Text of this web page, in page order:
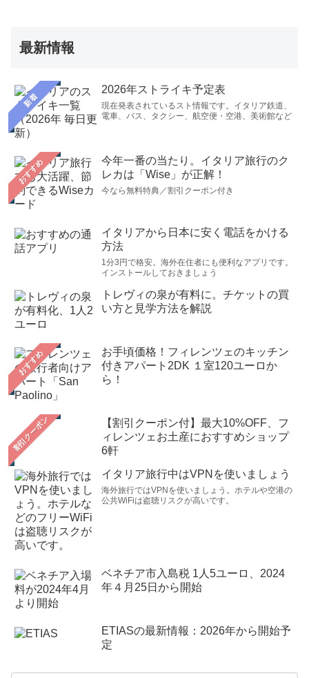
最新情報
新着
2026年ストライキ予定表
現在発表されているスト情報です。イタリア鉄道、
電車、バス、タクシー、航空便・空港、美術館など
おすすめ
今年一番の当たり。イタリア旅行のク
レカは「Wise」が正解！
今なら無料特典／割引クーポン付き
イタリアから日本に安く電話をかける
方法
1分3円で格安。海外在住者にも便利なアプリです。
インストールしておきましょう
トレヴィの泉が有料に。チケットの買
い方と見学方法を解説
おすすめ
お手頃価格！フィレンツェのキッチン
付きアパート2DK １室120ユーロか
ら！
【割引クーポン付】最大10%OFF、フ
ィレンツェお土産におすすめショップ
6軒
イタリア旅行中はVPNを使いましょう
海外旅行ではVPNを使いましょう。ホテルや空港の
公共WiFiは盗聴リスクが高いです。
ベネチア市入島税 1人5ユーロ、2024
年４月25日から開始
ETIASの最新情報：2026年から開始予
定